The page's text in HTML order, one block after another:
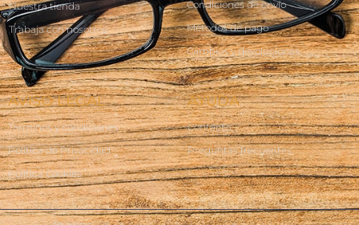
Nuestra tienda
Trabaja con nosotros
Condiciones de envío
Métodos de pago
Cambios y devoluciones
AVISO LEGAL
Terminos y condiciones
Política de Privacidad
Política Cookies
AYUDA
Contacto
Preguntas frecuentes